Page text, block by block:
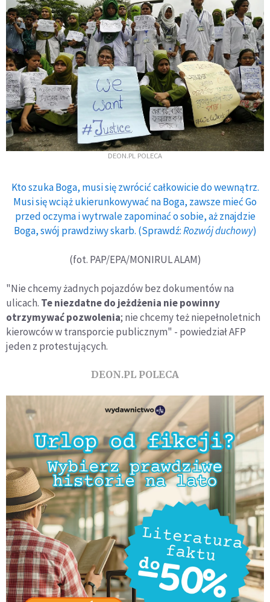
DEON.PL POLECA
Kto szuka Boga, musi się zwrócić całkowicie do wewnątrz.
Musi się wciąż ukierunkowywać na Boga, zawsze mieć Go
przed oczyma i wytrwale zapominać o sobie, aż znajdzie
Boga, swój prawdziwy skarb. (Sprawdź:Rozwój duchowy)
(fot. PAP/EPA/MONIRUL ALAM)
"Nie chcemy żadnych pojazdów bez dokumentów na
ulicach. Te niezdatne do jeżdżenia nie powinny
otrzymywać pozwolenia; nie chcemy też niepełnoletnich
kierowców w transporcie publicznym" - powiedział AFP
jeden z protestujących.
DEON.PL POLECA